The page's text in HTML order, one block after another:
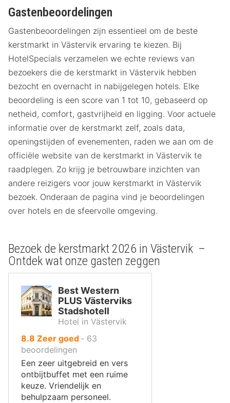
Gastenbeoordelingen
Gastenbeoordelingen zijn essentieel om de beste
kerstmarkt in Västervik ervaring te kiezen. Bij
HotelSpecials verzamelen we echte reviews van
bezoekers die de kerstmarkt in Västervik hebben
bezocht en overnacht in nabijgelegen hotels. Elke
beoordeling is een score van 1 tot 10, gebaseerd op
netheid, comfort, gastvrijheid en ligging. Voor actuele
informatie over de kerstmarkt zelf, zoals data,
openingstijden of evenementen, raden we aan om de
officiële website van de kerstmarkt in Västervik te
raadplegen. Zo krijg je betrouwbare inzichten van
andere reizigers voor jouw kerstmarkt in Västervik
bezoek. Onderaan de pagina vind je beoordelingen
over hotels en de sfeervolle omgeving.
Bezoek de kerstmarkt 2026 in Västervik –
Ontdek wat onze gasten zeggen
Best Western
PLUS Västerviks
Stadshotell
Hotel in Västervik
8.8 uit
10
,
Zeer goed ‐ 63
beoordelingen
Een zeer uitgebreid en vers
ontbijtbuffet met een ruime
keuze. Vriendelijk en
behulpzaam personeel.